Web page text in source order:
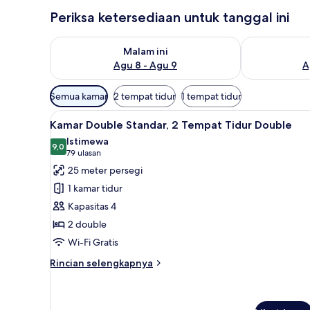
Periksa ketersediaan untuk tanggal ini
Malam ini
Agu 8 - Agu 9
Periksa ketersediaan untuk malam ini Agu 8 - Agu 9
Periksa
Filter
tersedia
untuk
kamar
Semua kamar 2 tempat tidur 1 tempat tidur
Lihat
semua
foto
untuk
Kamar
Double
Standar,
2
Tempat
Tidur
Kamar Double Standar, 2
10
Kamar Double Standar, 2 Tempat Tidur Double
9,09,0 dari 10
Istimewa
79 ulasan
(79
ulasan)
25 meter persegi
1 kamar tidur
Kapasitas 4
2 double
Wi-Fi Gratis
Rincian selengkapnya
Rincian